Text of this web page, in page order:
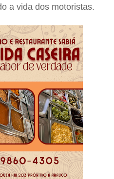
a vida dos motoristas.